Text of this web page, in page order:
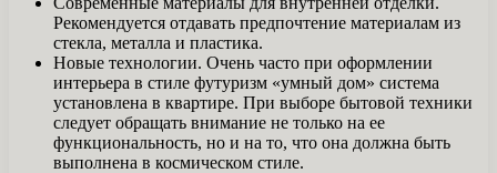
Рекомендуется отдавать предпочтение материалам из
стекла, металла и пластика.
Новые технологии. Очень часто при оформлении
интерьера в стиле футуризм «умный дом» система
установлена ​​в квартире. При выборе бытовой техники
следует обращать внимание не только на ее
функциональность, но и на то, что она должна быть
выполнена в космическом стиле.